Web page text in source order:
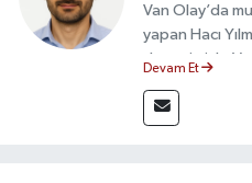
Van Olay’da
yapan Hacı
deneyimiyle
takip
Yılmaz,
Devam Et